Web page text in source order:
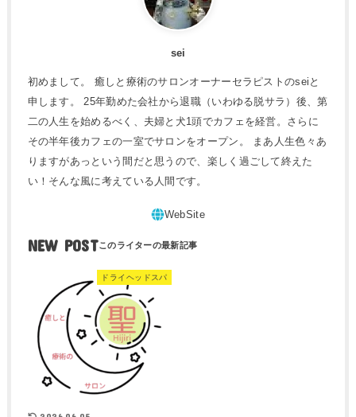
sei
初めまして。 癒しと療術のサロンオーナーセラピストのseiと
申します。 25年勤めた会社から退職（いわゆる脱サラ）後、第
二の人生を始めるべく、夫婦と犬1頭でカフェを経営。さらに
その半年後カフェの一室でサロンをオープン。 まあ人生色々あ
りますがあっという間だと思うので、楽しく過ごして終えた
い！そんな風に考えている人間です。
NEW POST
ドライヘッドスパ